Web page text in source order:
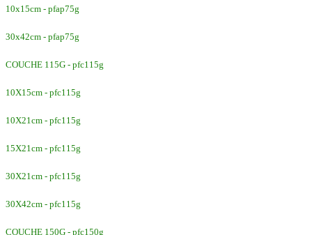
10x15cm - pfap75g
30x42cm - pfap75g
COUCHE 115G - pfc115g
10X15cm - pfc115g
10X21cm - pfc115g
15X21cm - pfc115g
30X21cm - pfc115g
30X42cm - pfc115g
COUCHE 150G - pfc150g